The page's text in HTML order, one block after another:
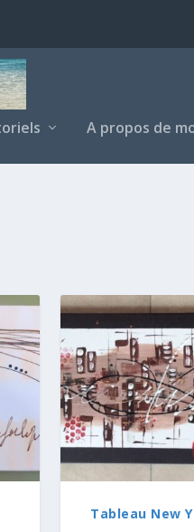
A propos de
Tableau New